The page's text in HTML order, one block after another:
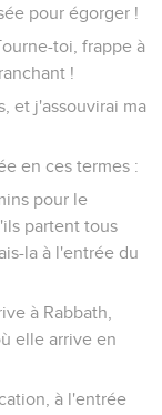
pour égorger !
toi, frappe à
!
et j'assouvirai ma
en ces termes :
pour le
partent tous
la à l'entrée du
à Rabbath,
elle arrive en
à l'entrée